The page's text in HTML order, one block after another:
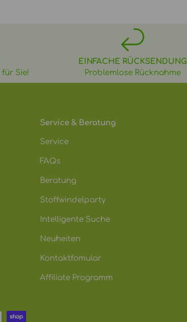
Sie!
EINFACHE RÜCKSENDUNG
Problemlose Rücknahme
Service & Beratung
Service
FAQs
Beratung
Stoffwindelparty
Intelligente Suche
Neuheiten
Kontaktfomular
Affiliate Programm